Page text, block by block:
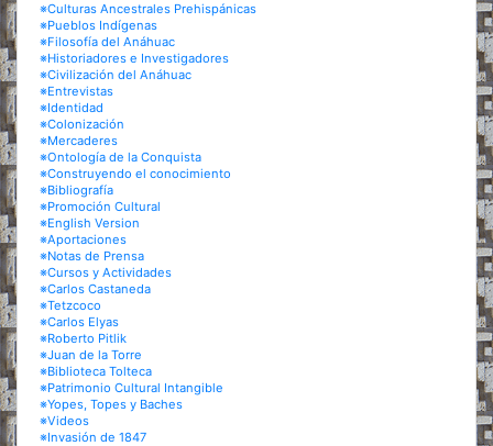
※Culturas Ancestrales Prehispánicas
※Pueblos Indígenas
※Filosofía del Anáhuac
※Historiadores e Investigadores
※Civilización del Anáhuac
※Entrevistas
※Identidad
※Colonización
※Mercaderes
※Ontología de la Conquista
※Construyendo el conocimiento
※Bibliografía
※Promoción Cultural
※English Version
※Aportaciones
※Notas de Prensa
※Cursos y Actividades
※Carlos Castaneda
※Tetzcoco
※Carlos Elyas
※Roberto Pitlik
※Juan de la Torre
※Biblioteca Tolteca
※Patrimonio Cultural Intangible
※Yopes, Topes y Baches
※Videos
※Invasión de 1847